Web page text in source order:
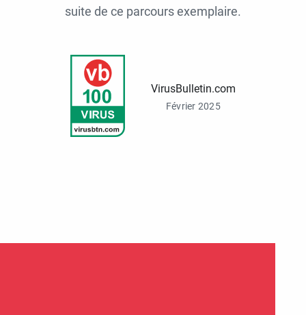
suite de ce parcours exemplaire.
VirusBulletin.com
Février 2025